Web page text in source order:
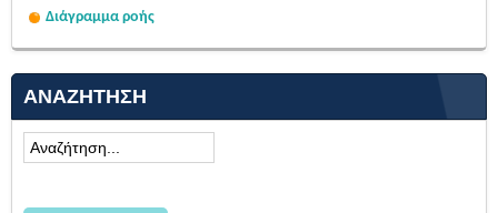
Διάγραμμα ροής
ΑΝΑΖΉΤΗΣΗ